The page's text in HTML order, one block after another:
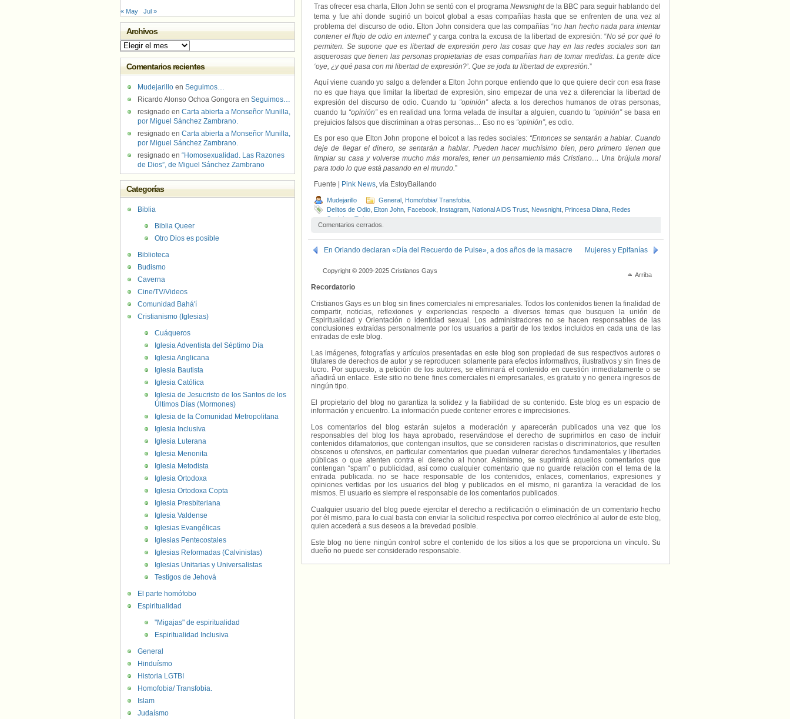
Tras ofrecer esa charla, Elton John se sentó con el programa Newsnightde la BBC para seguir hablando del
tema y fue ahí donde sugirió un boicot global a esas compañías hasta que se enfrenten de una vez al
problema del discurso de odio. Elton John considera que las compañías “no han hecho nada para intentar
contener el flujo de odio en internet” y carga contra la excusa de la libertad de expresión: “No sé por qué lo
permiten. Se supone que es libertad de expresión pero las cosas que hay en las redes sociales son tan
asquerosas que tienen las personas propietarias de esas compañías han de tomar medidas. La gente dice
‘oye, ¿y qué pasa con mi libertad de expresión?’. Que se joda tu libertad de expresión.”
Aquí viene cuando yo salgo a defender a Elton John porque entiendo que lo que quiere decir con esa frase
no es que haya que limitar la libertad de expresión, sino empezar de una vez a diferenciar la libertad de
expresión del discurso de odio. Cuando tu “opinión”afecta a los derechos humanos de otras personas,
cuando tu “opinión”es en realidad una forma velada de insultar a alguien, cuando tu “opinión”se basa en
prejuicios falsos que discriminan a otras personas… Eso no es “opinión”, es odio.
Es por eso que Elton John propone el boicot a las redes sociales: “Entonces se sentarán a hablar. Cuando
deje de llegar el dinero, se sentarán a hablar. Pueden hacer muchísimo bien, pero primero tienen que
limpiar su casa y volverse mucho más morales, tener un pensamiento más Cristiano… Una brújula moral
para todo lo que está pasando en el mundo.”
Fuente |
Pink News, vía EstoyBailando
Mudejarillo General Homofobia/ Transfobia.
Delitos de Odio Elton John Facebook Instagram National AIDS Trust Newsnight Princesa Diana Redes
Sociales
Twitter
Comentarios cerrados.
En Orlando declaran «Día del Recuerdo de Pulse», a dos años de la masacre Mujeres y Epifanías
Arriba
Copyright © 2009-2025 Cristianos Gays
Recordatorio
Cristianos Gays es un blog sin fines comerciales ni empresariales. Todos los contenidos tienen la finalidad de
compartir, noticias, reflexiones y experiencias respecto a diversos temas que busquen la unión de
Espiritualidad y Orientación o identidad sexual. Los administradores no se hacen responsables de las
conclusiones extraídas personalmente por los usuarios a partir de los textos incluidos en cada una de las
entradas de este blog.
Las imágenes, fotografías y artículos presentadas en este blog son propiedad de sus respectivos autores o
titulares de derechos de autor y se reproducen solamente para efectos informativos, ilustrativos y sin fines de
lucro. Por supuesto, a petición de los autores, se eliminará el contenido en cuestión inmediatamente o se
añadirá un enlace. Este sitio no tiene fines comerciales ni empresariales, es gratuito y no genera ingresos de
ningún tipo.
El propietario del blog no garantiza la solidez y la fiabilidad de su contenido. Este blog es un espacio de
información y encuentro. La información puede contener errores e imprecisiones.
Los comentarios del blog estarán sujetos a moderación y aparecerán publicados una vez que los
responsables del blog los haya aprobado, reservándose el derecho de suprimirlos en caso de incluir
contenidos difamatorios, que contengan insultos, que se consideren racistas o discriminatorios, que resulten
obscenos u ofensivos, en particular comentarios que puedan vulnerar derechos fundamentales y libertades
públicas o que atenten contra el derecho al honor. Asimismo, se suprimirá aquellos comentarios que
contengan “spam” o publicidad, así como cualquier comentario que no guarde relación con el tema de la
entrada publicada. no se hace responsable de los contenidos, enlaces, comentarios, expresiones y
opiniones vertidas por los usuarios del blog y publicados en el mismo, ni garantiza la veracidad de los
mismos. El usuario es siempre el responsable de los comentarios publicados.
Cualquier usuario del blog puede ejercitar el derecho a rectificación o eliminación de un comentario hecho
por él mismo, para lo cual basta con enviar la solicitud respectiva por correo electrónico al autor de este blog,
quien accederá a sus deseos a la brevedad posible.
Este blog no tiene ningún control sobre el contenido de los sitios a los que se proporciona un vínculo. Su
dueño no puede ser considerado responsable.
« May Jul »
Archivos
Archivos
Comentarios recientes
Mudejarillo en Seguimos…
Ricardo Alonso Ochoa Gongora en Seguimos…
resignado en Carta abierta a Monseñor Munilla,
por Miguel Sánchez Zambrano.
resignado en Carta abierta a Monseñor Munilla,
por Miguel Sánchez Zambrano.
resignado en “Homosexualidad. Las Razones
de Dios”, de Miguel Sánchez Zambrano
Categorías
Biblia
Biblia Queer
Otro Dios es posible
Biblioteca
Budismo
Caverna
Cine/TV/Videos
Comunidad Bahá'í
Cristianismo (Iglesias)
Cuáqueros
Iglesia Adventista del Séptimo Día
Iglesia Anglicana
Iglesia Bautista
Iglesia Católica
Iglesia de Jesucristo de los Santos de los
Últimos Días (Mormones)
Iglesia de la Comunidad Metropolitana
Iglesia Inclusiva
Iglesia Luterana
Iglesia Menonita
Iglesia Metodista
Iglesia Ortodoxa
Iglesia Ortodoxa Copta
Iglesia Presbiteriana
Iglesia Valdense
Iglesias Evangélicas
Iglesias Pentecostales
Iglesias Reformadas (Calvinistas)
Iglesias Unitarias y Universalistas
Testigos de Jehová
El parte homófobo
Espiritualidad
"Migajas" de espiritualidad
Espiritualidad Inclusiva
General
Hinduísmo
Historia LGTBI
Homofobia/ Transfobia.
Islam
Judaísmo